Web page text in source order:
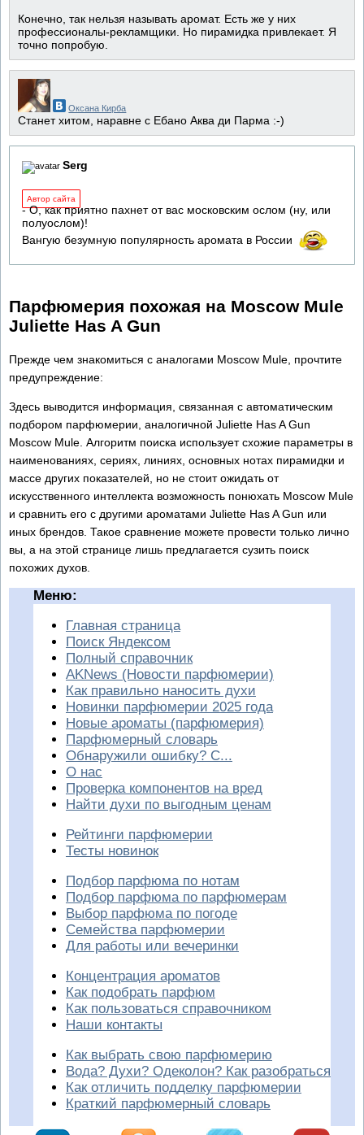
Конечно, так нельзя называть аромат. Есть же у них
профессионалы-рекламщики. Но пирамидка привлекает. Я
точно попробую.
Оксана Кирба
Станет хитом, наравне с Ебано Аква ди Парма :-)
Serg
Автор сайта
- О, как приятно пахнет от вас московским ослом (ну, или
полуослом)!
Вангую безумную популярность аромата в России
Парфюмерия похожая на Moscow Mule
Juliette Has A Gun
Прежде чем знакомиться с аналогами Moscow Mule, прочтите
предупреждение:
Здесь выводится информация, связанная с автоматическим
подбором парфюмерии, аналогичной Juliette Has A Gun
Moscow Mule. Алгоритм поиска использует схожие параметры в
наименованиях, сериях, линиях, основных нотах пирамидки и
массе других показателей, но не стоит ожидать от
искусственного интеллекта возможность понюхать Moscow Mule
и сравнить его с другими ароматами Juliette Has A Gun или
иных брендов. Такое сравнение можете провести только лично
вы, а на этой странице лишь предлагается сузить поиск
похожих духов.
Меню:
Главная страница
Поиск Яндексом
Полный справочник
AKNews (Новости парфюмерии)
Как правильно наносить духи
Новинки парфюмерии 2025 года
Новые ароматы (парфюмерия)
Парфюмерный словарь
Обнаружили ошибку? С...
О нас
Проверка компонентов на вред
Найти духи по выгодным ценам
Рейтинги парфюмерии
Тесты новинок
Подбор парфюма по нотам
Подбор парфюма по парфюмерам
Выбор парфюма по погоде
Семейства парфюмерии
Для работы или вечеринки
Концентрация ароматов
Как подобрать парфюм
Как пользоваться справочником
Наши контакты
Как выбрать свою парфюмерию
Вода? Духи? Одеколон? Как разобраться
Как отличить подделку парфюмерии
Краткий парфюмерный словарь